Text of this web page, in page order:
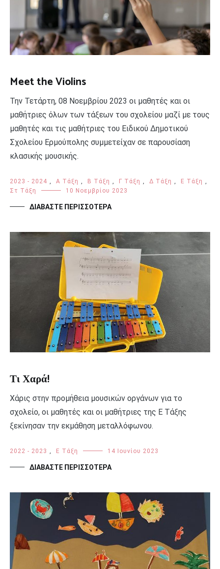
Meet the Violins
Την Τετάρτη, 08 Νοεμβρίου 2023 οι μαθητές και οι
μαθήτριες όλων των τάξεων του σχολείου μαζί με τους
μαθητές και τις μαθήτριες του Ειδικού Δημοτικού
Σχολείου Ερμούπολης συμμετείχαν σε παρουσίαση
κλασικής μουσικής.
2023 - 2024 , Α Τάξη , Β Τάξη , Γ Τάξη , Δ Τάξη , Ε Τάξη ,
Στ Τάξη
10 Νοεμβρίου 2023
ΔΙΑΒΆΣΤΕ ΠΕΡΙΣΣΌΤΕΡΑ
Τι Χαρά!
Χάρις στην προμήθεια μουσικών οργάνων για το
σχολείο, οι μαθητές και οι μαθήτριες της Ε Τάξης
ξεκίνησαν την εκμάθηση μεταλλόφωνου.
2022 - 2023 , Ε Τάξη 14 Ιουνίου 2023
ΔΙΑΒΆΣΤΕ ΠΕΡΙΣΣΌΤΕΡΑ